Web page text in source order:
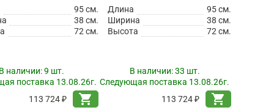
95 см.
38 см.
72 см.
наличии:9 шт.
поставка 13.08.26г.
113 724 ₽
shopping_cart
Длина
95 см.
Ширина
38 см.
Высота
72 см.
В наличии:33 шт.
Следующая поставка 13.08.26г.
113 724 ₽
shopping_cart